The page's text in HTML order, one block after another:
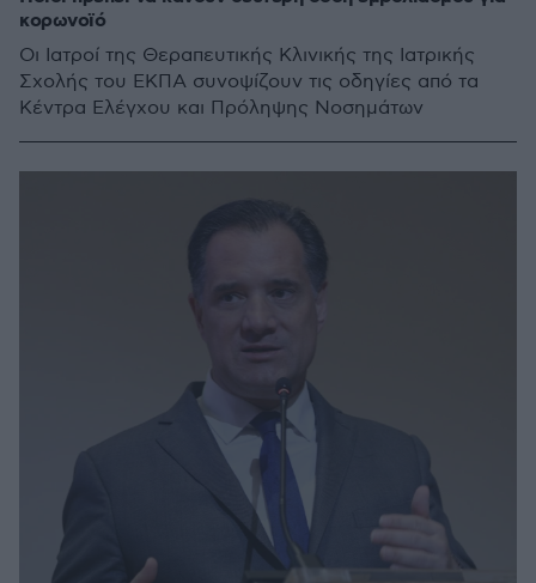
κορωνοϊό
Οι Ιατροί της Θεραπευτικής Κλινικής της Ιατρικής
Σχολής του ΕΚΠΑ συνοψίζουν τις οδηγίες από τα
Κέντρα Ελέγχου και Πρόληψης Νοσημάτων